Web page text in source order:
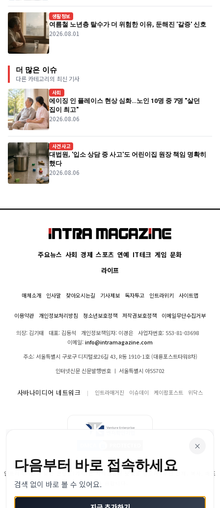
생활정보
여름철 노년층 탈수가 더 위험한 이유, 둔해진 '갈증' 신호
2026.08.01
더 많은 이슈
다른 카테고리의 최신 기사
사회
에이징 인 플레이스 현상 심화…노인 10명 중 7명 "살던
집이 최고"
2026.08.06
사건사고
대법원, '입소 상담 중 사고'도 어린이집 원장 책임 명확히
했다
2026.08.06
주요뉴스 사회 경제 스포츠 연예 IT테크 게임 문화
라이프
매체소개 인사말 찾아오시는길 기사제보 독자투고 인트라위키 사이트맵
이용약관 개인정보처리방침 청소년보호정책 저작권보호정책 이메일무단수집거부
의장: 김기태 대표: 김동석 개인정보책임자: 이경은
사업자번호: 553-81-03698
이메일:info@intramagazine.com
주소: 서울특별시 구로구 디지털로26길 43, R동 1910-1호 (대륭포스트타워8차)
인터넷신문 신문발행번호 ㅣ 서울특별시 아55702
사바나미디어 네트워크 인트라매거진 이슈데이 케이팝포스트 위닥스
인트라매거진의 모든 콘텐츠(기사)는 저작권법의 보호를 받으며, 무단 전재, 복사, 배포
등을 금합니다.
© 2024–2026 인트라매거진. All Rights Reserved
×
다음부터 바로 접속하세요
검색 없이 바로 볼 수 있어요.